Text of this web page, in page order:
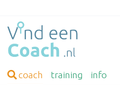
coach training info